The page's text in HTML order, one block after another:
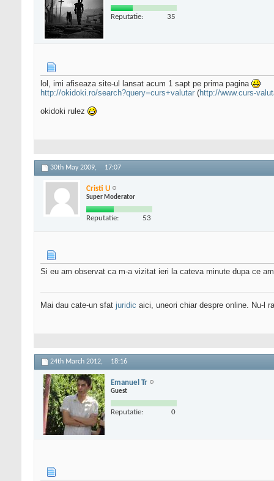
Reputatie: 35
lol, imi afiseaza site-ul lansat acum 1 sapt pe prima pagina
http://okidoki.ro/search?query=curs+valutar (http://www.curs-
okidoki rulez
30th May 2009, 17:07
Cristi U
Super Moderator
Reputatie: 53
Si eu am observat ca m-a vizitat ieri la cateva minute dupa ce
Mai dau cate-un sfat juridic aici, uneori chiar despre online. Nu-l
24th March 2012, 18:16
Emanuel Tr
Guest
Reputatie: 0